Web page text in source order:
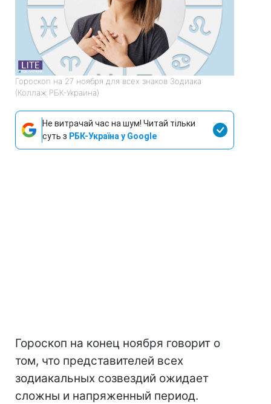
Гороскоп на 27 ноября для всех знаков Зодиака
(Коллаж РБК-Украина)
Не витрачай час на шум! Читай тільки
суть з РБК-Україна у Google
Гороскоп на конец ноября говорит о
том, что представителей всех
зодиакальных созвездий ожидает
сложны и напряженный период.